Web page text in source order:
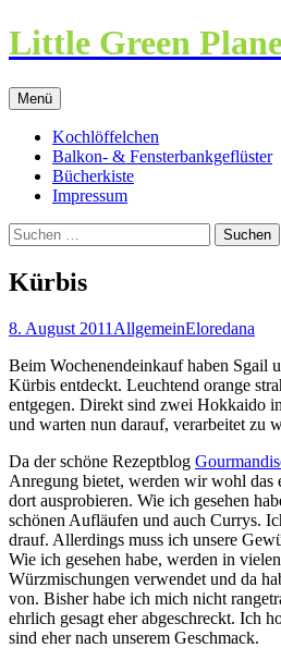
Little Green
Menü Zum
Inhalt
springen
Kochlöffelchen
Balkon- & Fensterbankgeflüster
Bücherkiste
Impressum
Suchen
nach:
Kürbis
8. August 2011 AllgemeinEloredana
Beim Wochenendeinkauf haben Sgail
Kürbis entdeckt. Leuchtend orange
entgegen. Direkt sind zwei Hokkaido
und warten nun darauf, verarbeitet zu
Da der schöne Rezeptblog
Anregung bietet, werden wir wohl das
dort ausprobieren. Wie ich gesehen
schönen Aufläufen und auch Currys.
drauf. Allerdings muss ich unsere
Wie ich gesehen habe, werden in
Würzmischungen verwendet und da
von. Bisher habe ich mich nicht
ehrlich gesagt eher abgeschreckt. Ich
sind eher nach unserem Geschmack.